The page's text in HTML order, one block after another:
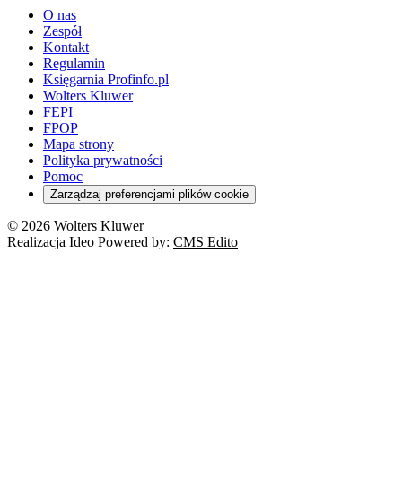
O nas
Zespół
Kontakt
Regulamin
Księgarnia Profinfo.pl
Wolters Kluwer
FEPI
FPOP
Mapa strony
Polityka prywatności
Pomoc
Zarządzaj preferencjami plików cookie
© 2026 Wolters Kluwer
Realizacja Ideo Powered by: CMS Edito